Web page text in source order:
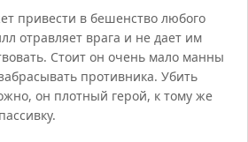
привести в бешенство любого
отравляет врага и не дает им
Стоит он очень мало манны
противника. Убить
он плотный герой, к тому же